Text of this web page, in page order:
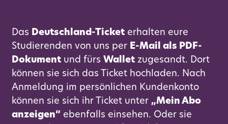
Das Deutschland-Ticket erhalten eure
Studierenden von uns per E-Mail als PDF-
Dokument und fürs Wallet zugesandt. Dort
können sie sich das Ticket hochladen. Nach
Anmeldung im persönlichen Kundenkonto
können sie sich ihr Ticket unter „Mein Abo
anzeigen“ ebenfalls einsehen. Oder sie